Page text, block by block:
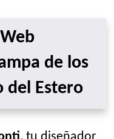
de los
del Estero